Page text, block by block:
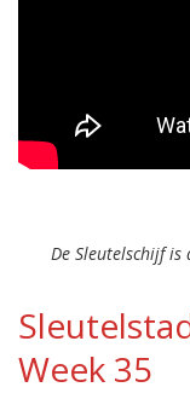
De Sleutelschijf is
Week 35